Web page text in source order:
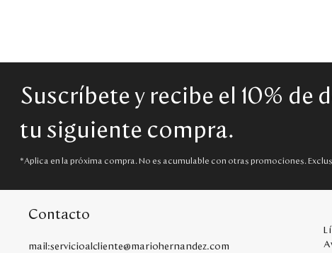
Suscríbete y recibe el 10% de
tu siguiente compra.
*Aplica en la próxima compra. No es acumulable con otras promociones.
Contacto
mail:servicioalcliente@mariohernandez.com